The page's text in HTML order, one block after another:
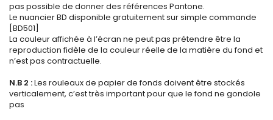
pas possible de donner des références Pantone.
Le nuancier BD disponible gratuitement sur simple commande
[BD501]
La couleur affichée à l’écran ne peut pas prétendre être la
reproduction fidèle de la couleur réelle de la matière du fond et
n’est pas contractuelle.
N.B 2 :Les rouleaux de papier de fonds doivent être stockés
verticalement, c’est très important pour que le fond ne gondole
pas